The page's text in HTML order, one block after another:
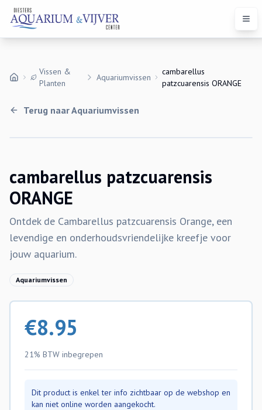
Vissen &
Planten
Aquariumvissen
cambarellus
patzcuarensis ORANGE
Terug naarAquariumvissen
cambarellus patzcuarensis
ORANGE
Ontdek de Cambarellus patzcuarensis Orange, een
levendige en onderhoudsvriendelijke kreefje voor
jouw aquarium.
Aquariumvissen
€8.95
21% BTW inbegrepen
Dit product is enkel ter info zichtbaar op de webshop en
kan niet online worden aangekocht.